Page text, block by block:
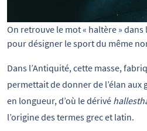
On retrouve le mot « haltère »
pour désigner le sport du même
Dans l’Antiquité, cette masse,
permettait de donner de l’élan aux
en longueur, d’où le dérivé
l’origine des termes grec et latin.